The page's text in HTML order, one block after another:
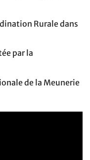
Rurale dans
par la
de la Meunerie